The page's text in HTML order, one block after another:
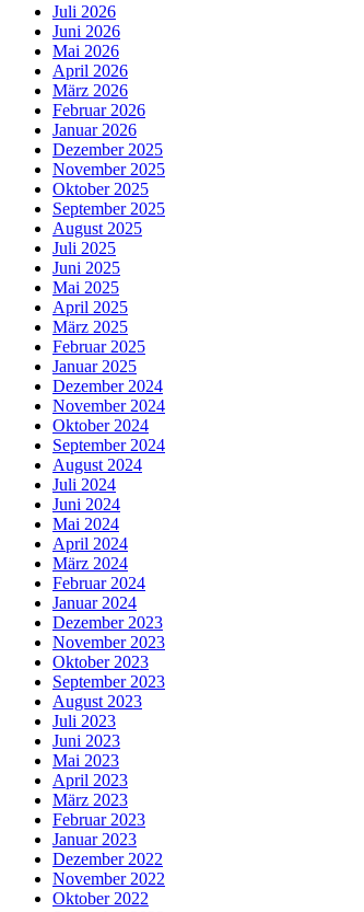
Juli 2026
Juni 2026
Mai 2026
April 2026
März 2026
Februar 2026
Januar 2026
Dezember 2025
November 2025
Oktober 2025
September 2025
August 2025
Juli 2025
Juni 2025
Mai 2025
April 2025
März 2025
Februar 2025
Januar 2025
Dezember 2024
November 2024
Oktober 2024
September 2024
August 2024
Juli 2024
Juni 2024
Mai 2024
April 2024
März 2024
Februar 2024
Januar 2024
Dezember 2023
November 2023
Oktober 2023
September 2023
August 2023
Juli 2023
Juni 2023
Mai 2023
April 2023
März 2023
Februar 2023
Januar 2023
Dezember 2022
November 2022
Oktober 2022